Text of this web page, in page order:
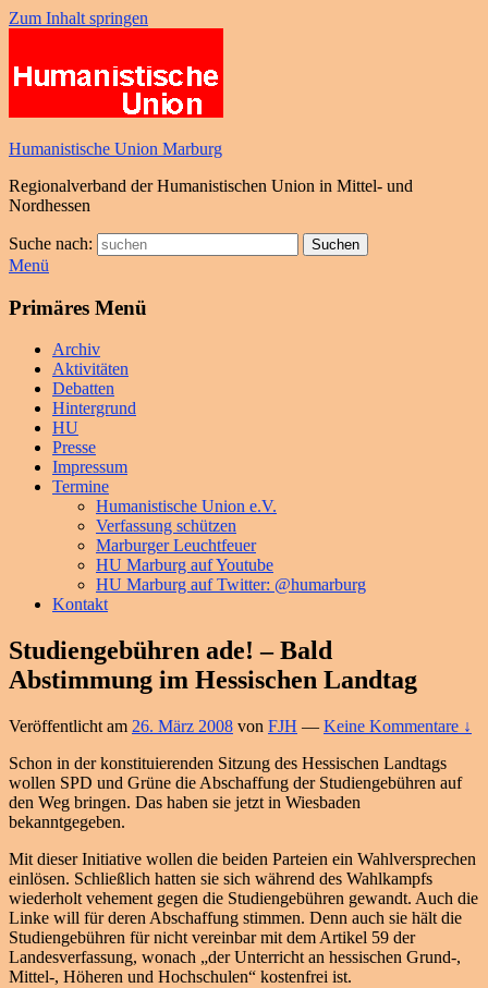
Zum Inhalt springen
Humanistische Union Marburg
Regionalverband der Humanistischen Union in Mittel- und
Nordhessen
Suche nach: Suchen
Menü
Primäres Menü
Archiv
Aktivitäten
Debatten
Hintergrund
HU
Presse
Impressum
Termine
Humanistische Union e.V.
Verfassung schützen
Marburger Leuchtfeuer
HU Marburg auf Youtube
HU Marburg auf Twitter: @humarburg
Kontakt
Studiengebühren ade! – Bald
Abstimmung im Hessischen Landtag
Veröffentlicht am 26. März 2008 von FJH — Keine Kommentare ↓
Schon in der konstituierenden Sitzung des Hessischen Landtags
wollen SPD und Grüne die Abschaffung der Studiengebühren auf
den Weg bringen. Das haben sie jetzt in Wiesbaden
bekanntgegeben.
Mit dieser Initiative wollen die beiden Parteien ein Wahlversprechen
einlösen. Schließlich hatten sie sich während des Wahlkampfs
wiederholt vehement gegen die Studiengebühren gewandt. Auch die
Linke will für deren Abschaffung stimmen. Denn auch sie hält die
Studiengebühren für nicht vereinbar mit dem Artikel 59 der
Landesverfassung, wonach „der Unterricht an hessischen Grund-,
Mittel-, Höheren und Hochschulen“ kostenfrei ist.